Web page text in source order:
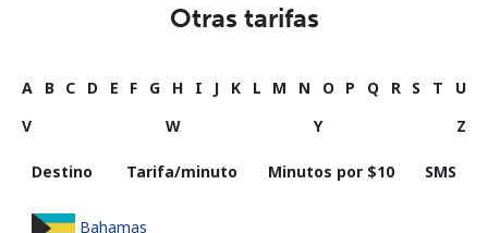
Otras tarifas
A B C D E F G H I J K L M N O P Q R S T
U
V
W Y Z
Destino Tarifa/minuto Minutos por ⁦$10⁩ SMS
Bahamas